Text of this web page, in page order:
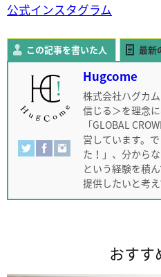
公式インスタグラム
この記事を書いた人 最新
Hugcome
株式会社ハグカ
信じる＞を理念
「GLOBAL
営しています。
た！」、分から
という経験を積
提供したいと考え
おすす